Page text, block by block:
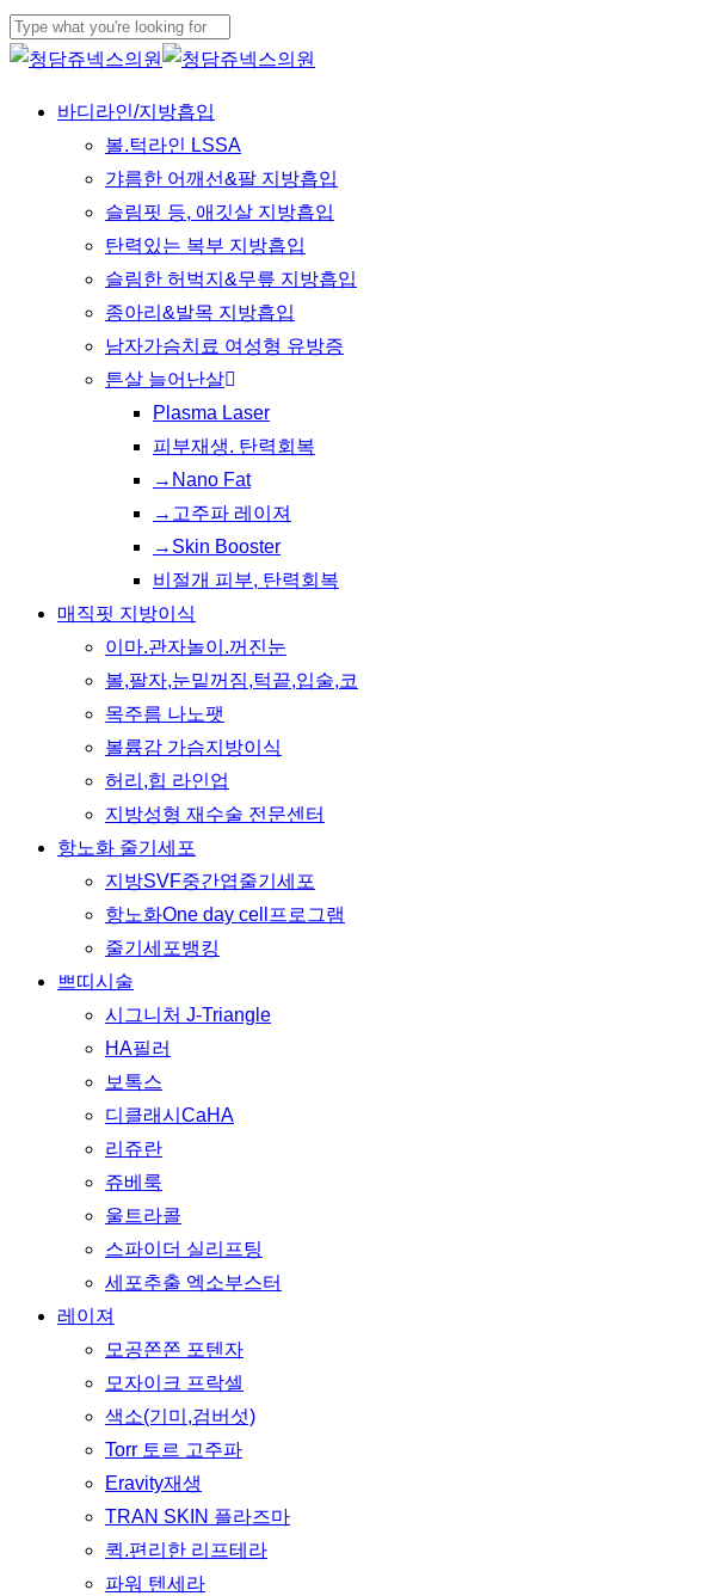
Skip
to
content
Close
Menu
바디라인/지방흡입
볼.턱라인 LSSA
갸름한 어깨선&팔 지방흡입
슬림핏 등, 애깃살 지방흡입
탄력있는 복부 지방흡입
슬림한 허벅지&무릎 지방흡입
종아리&발목 지방흡입
남자가슴치료 여성형 유방증
튼살 늘어난살
Plasma Laser
피부재생. 탄력회복
→Nano Fat
→고주파 레이져
→Skin Booster
비절개 피부, 탄력회복
매직핏 지방이식
이마.관자놀이.꺼진눈
볼,팔자,눈밑꺼짐,턱끝,입술,코
목주름 나노팻
볼륨감 가슴지방이식
허리,힙 라인업
지방성형 재수술 전문센터
항노화 줄기세포
지방SVF중간엽줄기세포
항노화One day cell프로그램
줄기세포뱅킹
쁘띠시술
시그니처 J-Triangle
HA필러
보톡스
디클래시CaHA
리쥬란
쥬베룩
울트라콜
스파이더 실리프팅
세포추출 엑소부스터
레이져
모공쫀쫀 포텐자
모자이크 프락셀
색소(기미,검버섯)
Torr 토르 고주파
Eravity재생
TRAN SKIN 플라즈마
퀵.편리한 리프테라
파워 텐세라